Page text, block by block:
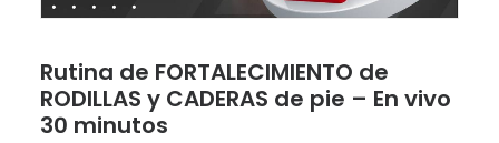
Rutina de FORTALECIMIENTO de
RODILLAS y CADERAS de pie – En vivo
30 minutos